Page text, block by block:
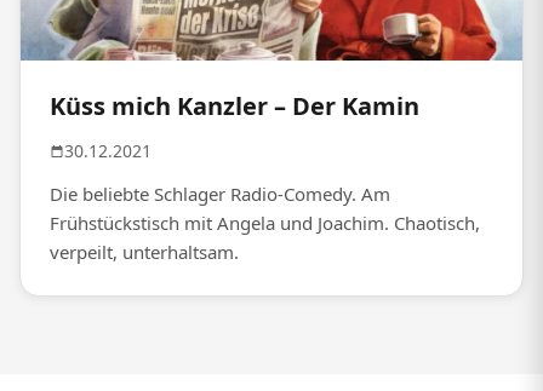
Küss mich Kanzler – Der Kamin
30.12.2021
Die beliebte Schlager Radio-Comedy. Am
Frühstückstisch mit Angela und Joachim. Chaotisch,
verpeilt, unterhaltsam.